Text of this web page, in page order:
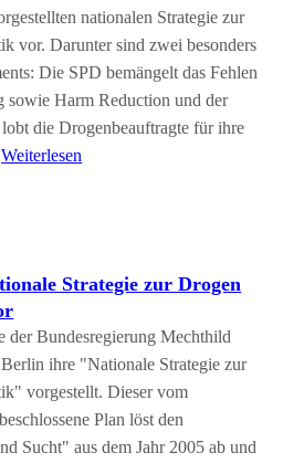
nationalen Strategie zur
vor. Darunter sind zwei besonders
Die SPD bemängelt das Fehlen
sowie Harm Reduction und der
die Drogenbeauftragte für ihre
Weiterlesen
Strategie zur Drogen
der Bundesregierung Mechthild
ihre "Nationale Strategie zur
vorgestellt. Dieser vom
Plan löst den
Sucht" aus dem Jahr 2005 ab und